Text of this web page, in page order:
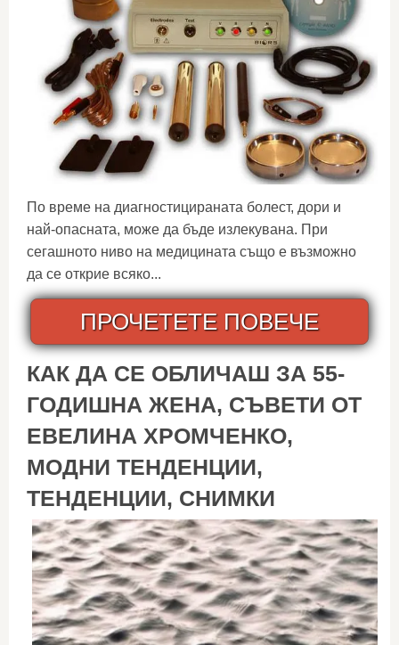
По време на диагностицираната болест, дори и
най-опасната, може да бъде излекувана. При
сегашното ниво на медицината също е възможно
да се открие всяко...
ПРОЧЕТЕТЕ ПОВЕЧЕ
КАК ДА СЕ ОБЛИЧАШ ЗА 55-
ГОДИШНА ЖЕНА, СЪВЕТИ ОТ
ЕВЕЛИНА ХРОМЧЕНКО,
МОДНИ ТЕНДЕНЦИИ,
ТЕНДЕНЦИИ, СНИМКИ